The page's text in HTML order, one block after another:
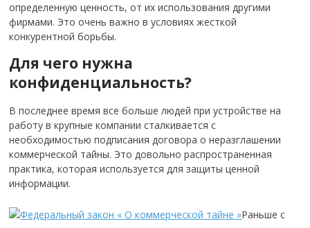
определенную ценность, от их использования другими
фирмами. Это очень важно в условиях жесткой
конкурентной борьбы.
Для чего нужна
конфиденциальность?
В последнее время все больше людей при устройстве на
работу в крупные компании сталкивается с
необходимостью подписания договора о неразглашении
коммерческой тайны. Это довольно распространенная
практика, которая используется для защиты ценной
информации.
Раньше с